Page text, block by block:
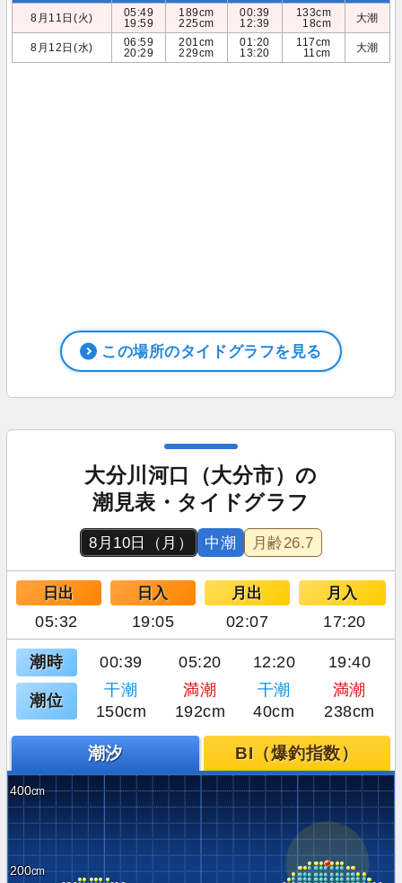
8月11日(火)
05:49
19:59
189cm
225cm
00:39
12:39
133cm
18cm
大潮
8月12日(水)
06:59
20:29
201cm
229cm
01:20
13:20
117cm
11cm
大潮
この場所のタイドグラフを見る
大分川河口（大分市）の
潮見表・タイドグラフ
8月10日（月） 中潮 月齢26.7
日出 日入 月出 月入
05:32 19:05 02:07 17:20
潮時 00:39 05:20 12:20 19:40
潮位
干潮 満潮 干潮
満潮
150cm
192cm 40cm 238cm
潮汐 BI（爆釣指数）
400
200